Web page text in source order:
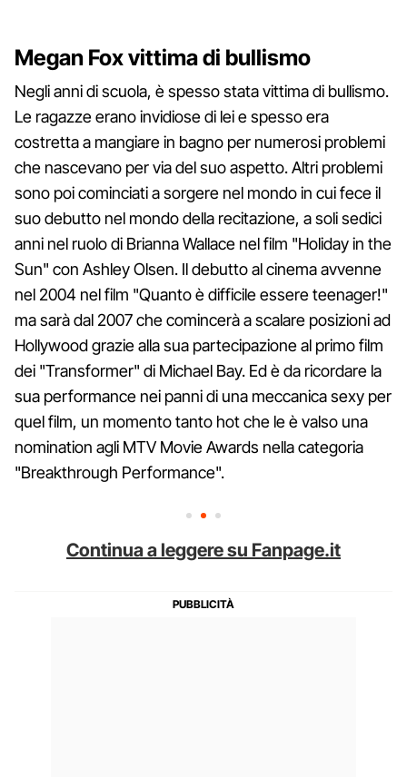
Megan Fox vittima di bullismo
Negli anni di scuola, è spesso stata vittima di bullismo.
Le ragazze erano invidiose di lei e spesso era
costretta a mangiare in bagno per numerosi problemi
che nascevano per via del suo aspetto. Altri problemi
sono poi cominciati a sorgere nel mondo in cui fece il
suo debutto nel mondo della recitazione, a soli sedici
anni nel ruolo di Brianna Wallace nel film "Holiday in the
Sun" con Ashley Olsen. Il debutto al cinema avvenne
nel 2004 nel film "Quanto è difficile essere teenager!"
ma sarà dal 2007 che comincerà a scalare posizioni ad
Hollywood grazie alla sua partecipazione al primo film
dei "Transformer" di Michael Bay. Ed è da ricordare la
sua performance nei panni di una meccanica sexy per
quel film, un momento tanto hot che le è valso una
nomination agli MTV Movie Awards nella categoria
"Breakthrough Performance".
Continua a leggere su Fanpage.it